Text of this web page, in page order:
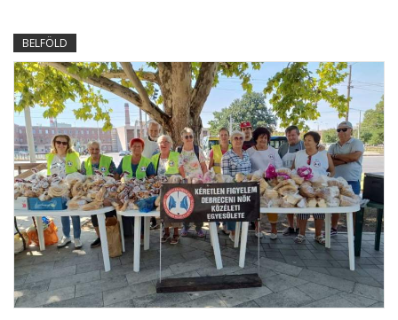
BELFÖLD